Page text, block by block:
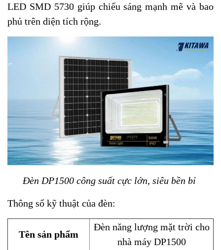
LED SMD 5730 giúp chiếu sáng mạnh mẽ và bao
phủ trên diện tích rộng.
Đèn DP1500 công suất cực lớn, siêu bền bỉ
Thông số kỹ thuật của đèn:
Tên sản phẩm
Đèn năng lượng mặt trời cho
nhà máy DP1500